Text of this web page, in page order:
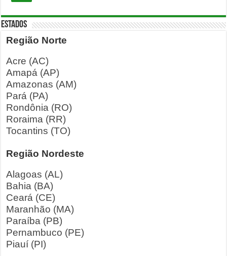
ESTADOS
Região Norte
Acre (AC)
Amapá (AP)
Amazonas (AM)
Pará (PA)
Rondônia (RO)
Roraima (RR)
Tocantins (TO)
Região Nordeste
Alagoas (AL)
Bahia (BA)
Ceará (CE)
Maranhão (MA)
Paraíba (PB)
Pernambuco (PE)
Piauí (PI)